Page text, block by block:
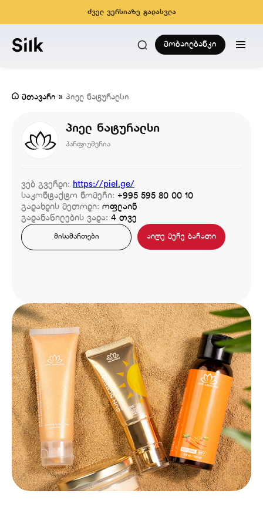
ძველ ვერსიაზე გადასვლა
მობაილბანკი
მთავარი » პიელ ნატურალსი
პიელ ნატურალსი
პარფიუმერია
ვებ გვერდი: https://piel.ge/
საკონტაქტო ნომერი: +995 595 80 00 10
გადახდის მეთოდი: ოფლაინ
გადანაწილების ვადა: 4 თვე
მისამართები აიღე მერე ბარათი